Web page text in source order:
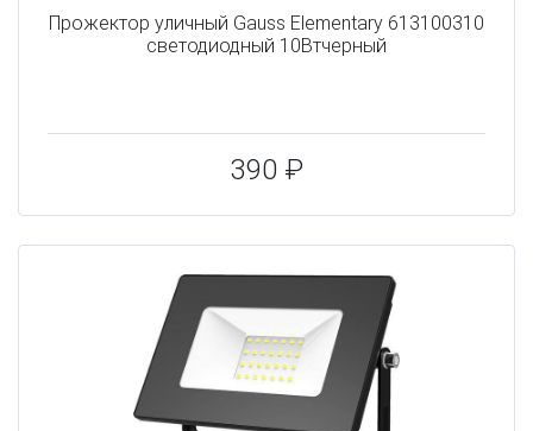
Прожектор уличный Gauss Elementary 613100310
светодиодный 10Втчерный
390 ₽